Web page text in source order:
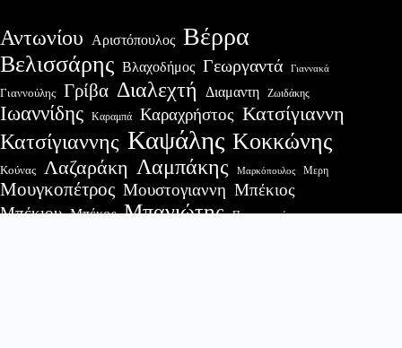
Αντωνίου Αριστόπουλος Βέρρα
Βελισσάρης Βλαχοδήμος Γεωργαντά Γιαννακά
Γιαννούλης Γρίβα Διαλεχτή Διαμαντη Ζωιδάκης
Ιωαννίδης Καραμπά Καραχρήστος Κατσίγιαννη
Κατσίγιαννης Καψάλης Κοκκώνης
Κούνας Λαζαράκη Λαμπάκης Μαρκόπουλος Μερη
Μουγκοπέτρος Μουστογιαννη Μπέκιος
Μπέκιου Μπέκος Μπανιώτης Παπαγεωργίου